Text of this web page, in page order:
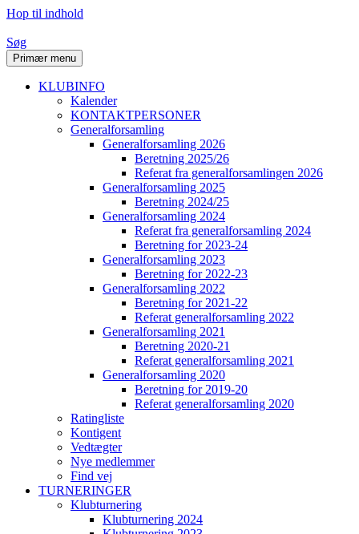
Hop til indhold
Søg
Primær menu
KLUBINFO
Kalender
KONTAKTPERSONER
Generalforsamling
Generalforsamling 2026
Beretning 2025/26
Referat fra generalforsamlingen 2026
Generalforsamling 2025
Beretning 2024/25
Generalforsamling 2024
Referat fra generalforsamling 2024
Beretning for 2023-24
Generalforsamling 2023
Beretning for 2022-23
Generalforsamling 2022
Beretning for 2021-22
Referat generalforsamling 2022
Generalforsamling 2021
Beretning 2020-21
Referat generalforsamling 2021
Generalforsamling 2020
Beretning for 2019-20
Referat generalforsamling 2020
Ratingliste
Kontigent
Vedtægter
Nye medlemmer
Find vej
TURNERINGER
Klubturnering
Klubturnering 2024